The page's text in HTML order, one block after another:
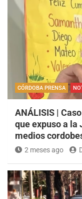
CÓRDOBA PRENSA
ANÁLISIS |
que expuso a la
medios
2 meses ago